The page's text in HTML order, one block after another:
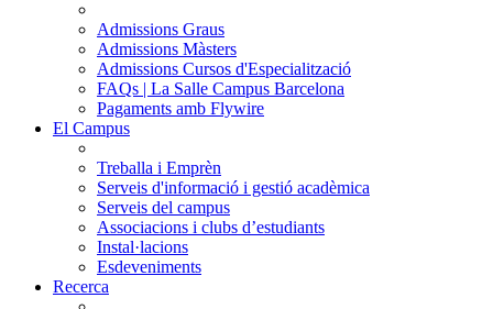
Admissions Graus
Admissions Màsters
Admissions Cursos d'Especialització
FAQs | La Salle Campus Barcelona
Pagaments amb Flywire
El Campus
Treballa i Emprèn
Serveis d'informació i gestió acadèmica
Serveis del campus
Associacions i clubs d’estudiants
Instal·lacions
Esdeveniments
Recerca